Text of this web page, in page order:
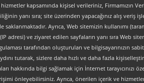
kapsamında kişisel verileriniz, Firmamızın
yanı sıra; site üzerinden yapacağınız alış
Ayrıca, Web sitemizin kullanımı
adresi) ve ziyaret edilen sayfaların yanı sıra
tarafından oluşturulan ve bilgisayarınızın
tutarak, sizlere daha hızlı ve daha fazla
bilgi sağlamak için İnternet tarayıcınızı
önleyebilirsiniz. Ayrıca, önerilen içerik ve